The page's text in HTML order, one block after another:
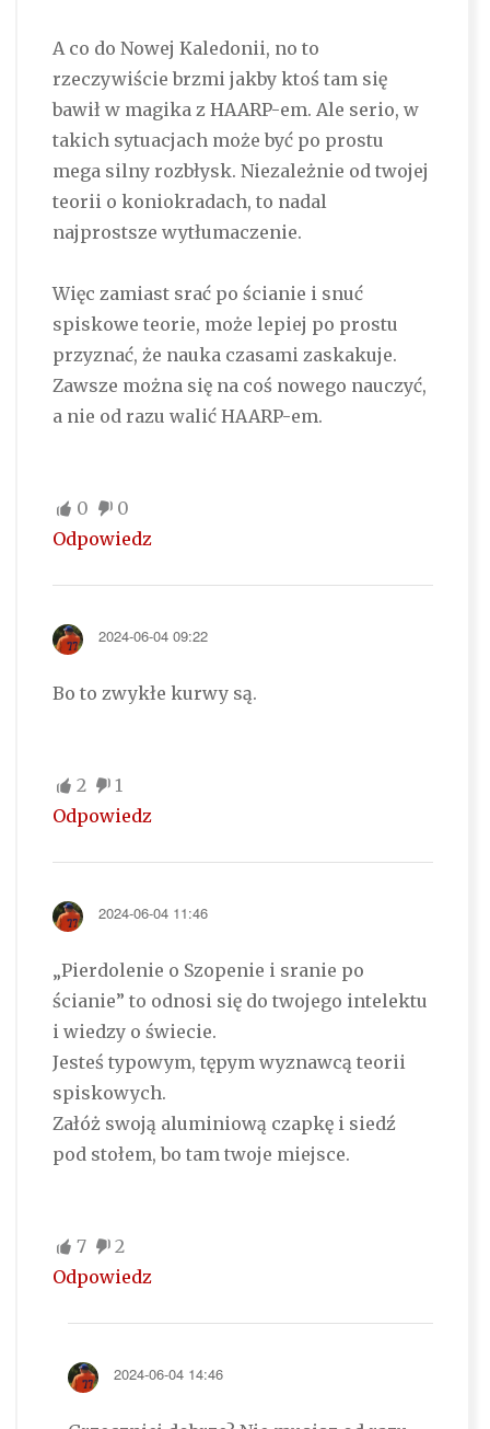
A co do Nowej Kaledonii, no to
rzeczywiście brzmi jakby ktoś tam się
bawił w magika z HAARP-em. Ale serio, w
takich sytuacjach może być po prostu
mega silny rozbłysk. Niezależnie od twojej
teorii o koniokradach, to nadal
najprostsze wytłumaczenie.
Więc zamiast srać po ścianie i snuć
spiskowe teorie, może lepiej po prostu
przyznać, że nauka czasami zaskakuje.
Zawsze można się na coś nowego nauczyć,
a nie od razu walić HAARP-em.
0
0
Odpowiedz
2024-06-04 09:22
Bo to zwykłe kurwy są.
2
1
Odpowiedz
2024-06-04 11:46
„Pierdolenie o Szopenie i sranie po
ścianie” to odnosi się do twojego intelektu
i wiedzy o świecie.
Jesteś typowym, tępym wyznawcą teorii
spiskowych.
Załóż swoją aluminiową czapkę i siedź
pod stołem, bo tam twoje miejsce.
7
2
Odpowiedz
2024-06-04 14:46